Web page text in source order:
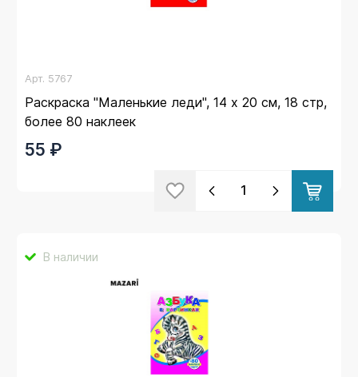
Арт. 5767
Раскраска "Маленькие леди", 14 х 20 см, 18 стр,
более 80 наклеек
55 ₽
В наличии